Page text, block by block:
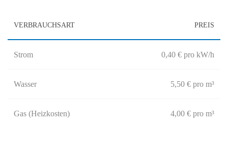
VERBRAUCHSART PREIS
Strom 0,40 € pro kW/h
Wasser 5,50 € pro m³
Gas (Heizkosten) 4,00 € pro m³